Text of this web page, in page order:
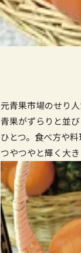
元青果市場のせり
青果がずらりと並
ひとつ。食べ方や
つやつやと輝く大